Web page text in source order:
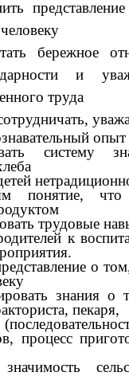
бережное
и
труда
опыт
систему
понятие, что
трудовые
к
о
знания о
пекаря,
процесс